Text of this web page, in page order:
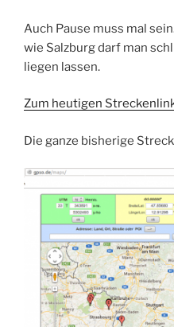
Auch Pause muss mal
wie Salzburg darf man
liegen lassen.
Zum heutigen
Die ganze bisherige